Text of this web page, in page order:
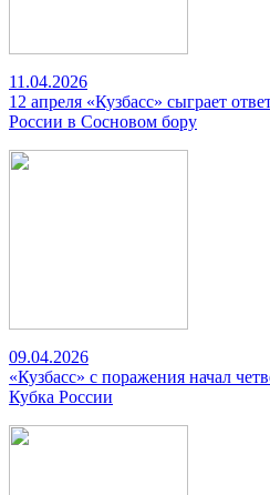
11.04.2026
12 апреля «Кузбасс» сыграет
России в Сосновом бору
09.04.2026
«Кузбасс» с поражения начал
Кубка России